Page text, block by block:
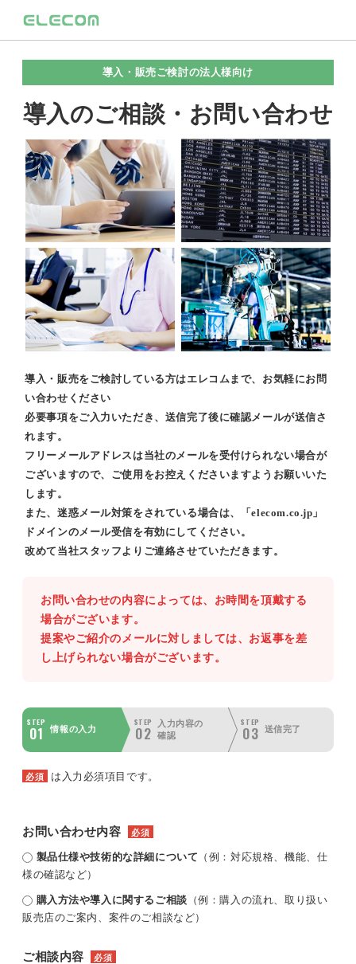
導入・販売ご検討の法人様向け
導入のご相談・お問い合わせ
導入・販売をご検討している方はエレコムまで、お気軽にお問
い合わせください
必要事項をご入力いただき、送信完了後に確認メールが送信さ
れます。
フリーメールアドレスは当社のメールを受付けられない場合が
ございますので、ご使用をお控えくださいますようお願いいた
します。
また、迷惑メール対策をされている場合は、「elecom.co.jp」
ドメインのメール受信を有効にしてください。
改めて当社スタッフよりご連絡させていただきます。
お問い合わせの内容によっては、お時間を頂戴する
場合がございます。
提案やご紹介のメールに対しましては、お返事を差
し上げられない場合がございます。
STEP
01 情報の入力
STEP
02
入力内容の
確認
STEP
03 送信完了
必須 は入力必須項目です。
お問い合わせ内容 必須
製品仕様や技術的な詳細について （例：対応規格、機能、仕
様の確認など）
購入方法や導入に関するご相談 （例：購入の流れ、取り扱い
販売店のご案内、案件のご相談など）
ご相談内容 必須